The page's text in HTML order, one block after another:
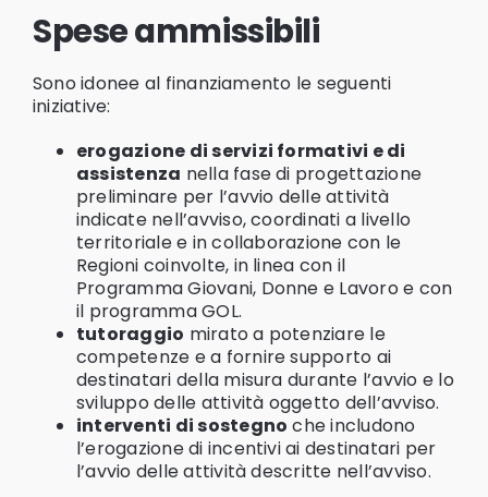
Spese ammissibili
Sono idonee al finanziamento le seguenti
iniziative:
erogazione di servizi formativi e di
assistenza nella fase di progettazione
preliminare per l’avvio delle attività
indicate nell’avviso, coordinati a livello
territoriale e in collaborazione con le
Regioni coinvolte, in linea con il
Programma Giovani, Donne e Lavoro e con
il programma GOL.
tutoraggio mirato a potenziare le
competenze e a fornire supporto ai
destinatari della misura durante l’avvio e lo
sviluppo delle attività oggetto dell’avviso.
interventi di sostegno che includono
l’erogazione di incentivi ai destinatari per
l’avvio delle attività descritte nell’avviso.